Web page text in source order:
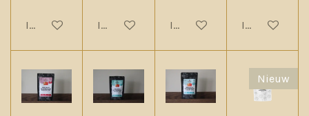
In winkelwagenIn winkelwagenIn winkelwagenIn
Nieuw